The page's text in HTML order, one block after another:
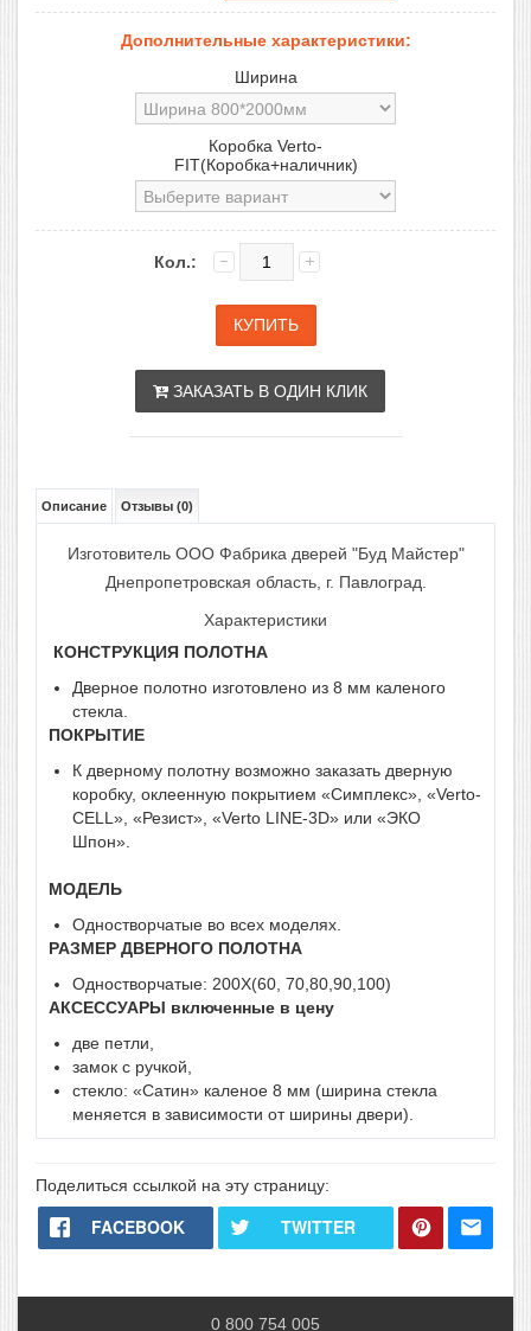
Дополнительные характеристики:
Ширина
Коробка Verto-
FIT(Коробка+наличник)
Кол.:
ЗАКАЗАТЬ В ОДИН КЛИК
Описание Отзывы (0)
Изготовитель ООО Фабрика дверей "Буд Майстер"
Днепропетровская область, г. Павлоград.
Характеристики
КОНСТРУКЦИЯ ПОЛОТНА
Дверное полотно изготовлено из 8 мм каленого
стекла.
ПОКРЫТИЕ
К дверному полотну возможно заказать дверную
коробку, оклеенную покрытием «Симплекс», «Verto-
CELL», «Резист», «Verto LINE-3D» или «ЭКО
Шпон».
МОДЕЛЬ
Одностворчатые во всех моделях.
РАЗМЕР ДВЕРНОГО ПОЛОТНА
Одностворчатые: 200X(60, 70,80,90,100)
АКСЕССУАРЫ включенные в цену
две петли,
замок с ручкой,
стекло: «Сатин» каленое 8 мм (ширина стекла
меняется в зависимости от ширины двери).
Поделиться ссылкой на эту страницу:
FACEBOOK TWITTER
0 800 754 005